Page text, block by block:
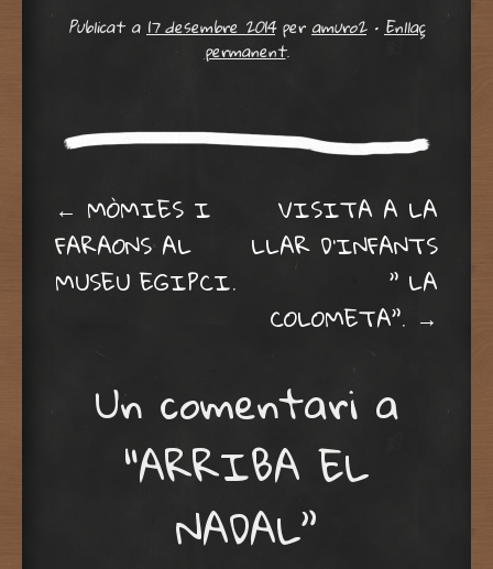
Publicat a17 desembre 2014peramuro2 •Enllaç
permanent.
Post navigation
← MÒMIES I
FARAONS AL
MUSEU EGIPCI.
VISITA A LA
LLAR D’INFANTS
” LA
COLOMETA”. →
Un comentari a
“ARRIBA EL
NADAL”